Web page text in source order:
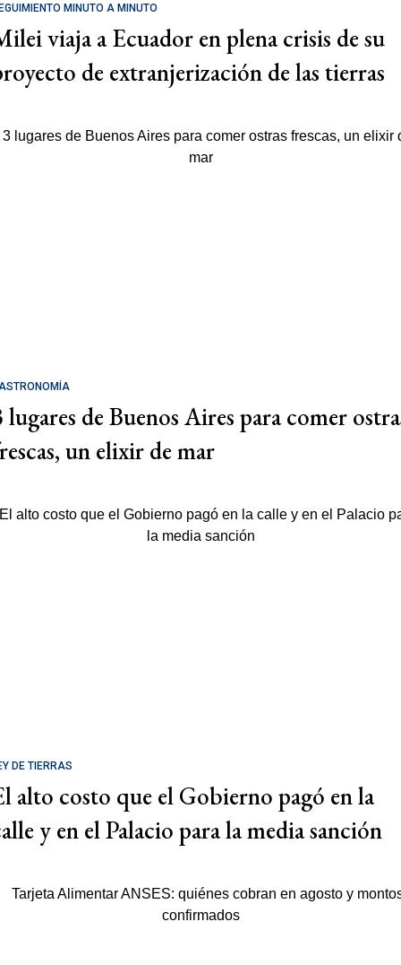
MINUTO A MINUTO
viaja a Ecuador en plena crisis de su
de extranjerización de las tierras
lugares de Buenos Aires para comer
un elixir de mar
DE TIERRAS
alto costo que el Gobierno pagó en la
y en el Palacio para la media sanción